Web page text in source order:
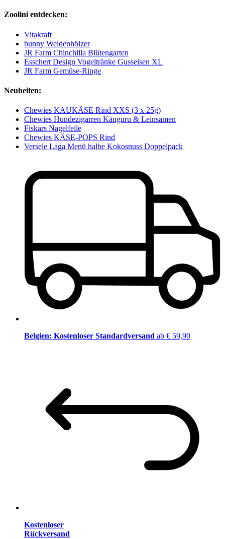
Zoolini entdecken:
Vitakraft
bunny Weidenhölzer
JR Farm Chinchilla Blütengarten
Esschert Design Vogeltränke Gusseisen XL
JR Farm Gemüse-Ringe
Neuheiten:
Chewies KAUKÄSE Rind XXS (3 x 25g)
Chewies Hundezigarren Känguru & Leinsamen
Fiskars Nagelfeile
Chewies KÄSE-POPS Rind
Versele Laga Menü halbe Kokosnuss Doppelpack
Belgien: Kostenloser Standardversand ab € 59,90
Kostenloser
Rückversand